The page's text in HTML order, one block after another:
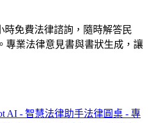
時免費法律諮詢，隨時解答民
專業法律意見書與書狀生成，讓
AI - 智慧法律助手法律圓桌 - 專